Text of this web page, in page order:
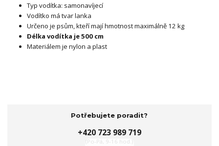
Typ vodítka: samonavíjecí
Vodítko má tvar lanka
Určeno je psům, kteří mají hmotnost maximálně 12 kg
Délka vodítka je500 cm
Materiálem je nylon a plast
Potřebujete poradit?
+420 723 989 719
(Po-Pá, 9-16 hod.)